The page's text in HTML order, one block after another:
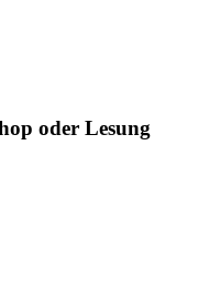
oder Lesung